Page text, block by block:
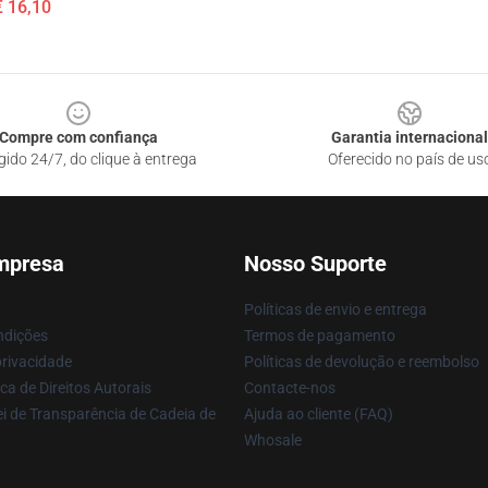
16,10
Compre com confiança
24/7, do clique à entrega
Garantia internacional
Oferecido no país de
de Direitos Autorais
de Transparência de Cadeia de
Nosso Suporte
Políticas de envio e entrega
Termos de pagamento
Políticas de devolução e reembolso
Contacte-nos
Ajuda ao cliente (FAQ)
Whosale